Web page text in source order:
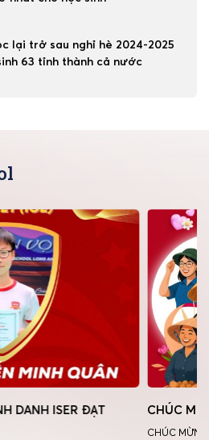
lại trở sau nghỉ hè 2024-2025
63 tỉnh thành cả nước
DANH ISER ĐẠT
CHÚC
CHÚC